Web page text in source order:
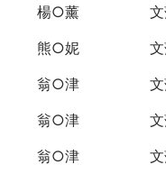
楊○薰
熊○妮
翁○津
翁○津
翁○津